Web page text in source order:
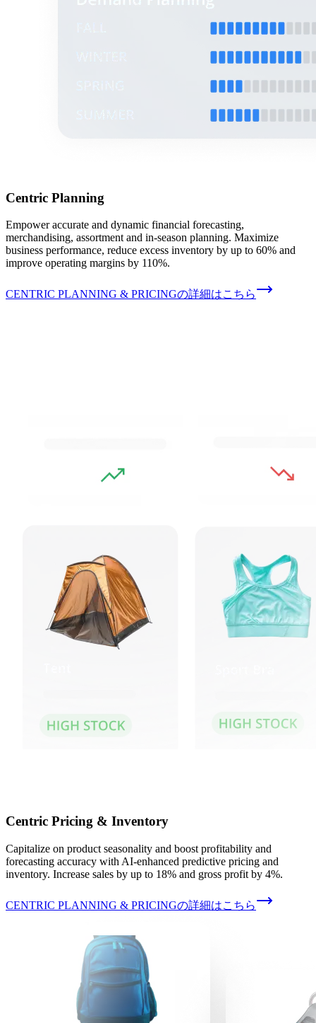
Centric Planning
Empower accurate and dynamic financial forecasting,
merchandising, assortment and in-season planning. Maximize
business performance, reduce excess inventory by up to 60% and
improve operating margins by 110%.
CENTRIC PLANNING & PRICINGの詳細はこちら
Centric Pricing & Inventory
Capitalize on product seasonality and boost profitability and
forecasting accuracy with AI-enhanced predictive pricing and
inventory. Increase sales by up to 18% and gross profit by 4%.
CENTRIC PLANNING & PRICINGの詳細はこちら